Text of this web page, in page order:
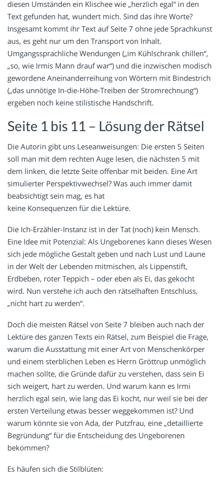
diesen Umständen ein Klischee wie „herzlich egal“ in den
Text gefunden hat, wundert mich. Sind das ihre Worte?
Insgesamt kommt ihr Text auf Seite 7 ohne jede Sprachkunst
aus, es geht nur um den Transport von Inhalt.
Umgangssprachliche Wendungen („im Kühlschrank chillen“,
„so, wie Irmis Mann drauf war“) und die inzwischen modisch
gewordene Aneinanderreihung von Wörtern mit Bindestrich
(„das unnötige In-die-Höhe-Treiben der Stromrechnung“)
ergeben noch keine stilistische Handschrift.
Seite 1 bis 11 – Lösung der Rätsel
Die Autorin gibt uns Leseanweisungen: Die ersten 5 Seiten
soll man mit dem rechten Auge lesen, die nächsten 5 mit
dem linken, die letzte Seite offenbar mit beiden. Eine Art
simulierter Perspektivwechsel? Was auch immer damit
beabsichtigt sein mag, es hat
keine Konsequenzen für die Lektüre.
Die Ich-Erzähler-Instanz ist in der Tat (noch) kein Mensch.
Eine Idee mit Potenzial: Als Ungeborenes kann dieses Wesen
sich jede mögliche Gestalt geben und nach Lust und Laune
in der Welt der Lebenden mitmischen, als Lippenstift,
Erdbeben, roter Teppich – oder eben als Ei, das gekocht
wird. Nun verstehe ich auch den rätselhaften Entschluss,
„nicht hart zu werden“.
Doch die meisten Rätsel von Seite 7 bleiben auch nach der
Lektüre des ganzen Texts ein Rätsel, zum Beispiel die Frage,
warum die Ausstattung mit einer Art von Menschenkörper
und einem sterblichen Leben es Herrn Gröttrup unmöglich
machen sollte, die Gründe dafür zu verstehen, dass sein Ei
sich weigert, hart zu werden. Und warum kann es Irmi
herzlich egal sein, wie lang das Ei kocht, nur weil sie bei der
ersten Verteilung etwas besser weggekommen ist? Und
warum könnte sie von Ada, der Putzfrau, eine „detaillierte
Begründung“ für die Entscheidung des Ungeborenen
bekommen?
Es häufen sich die Stilblüten: